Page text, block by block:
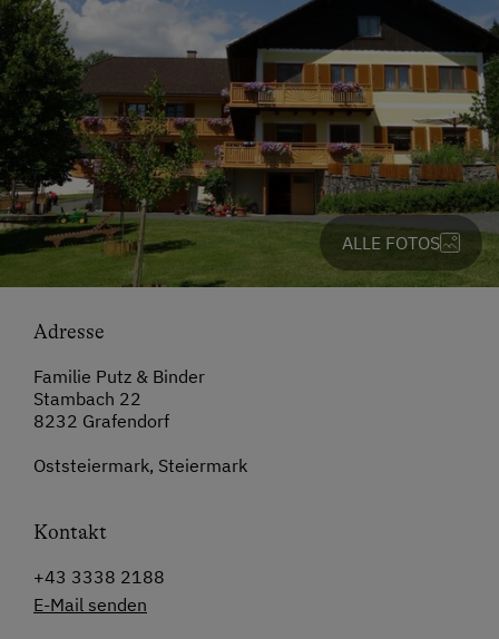
ALLE FOTOS
Adresse
Familie Putz & Binder
Stambach 22
8232 Grafendorf
Oststeiermark, Steiermark
Kontakt
+43 3338 2188
E-Mail senden